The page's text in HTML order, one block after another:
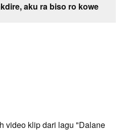
aku ra biso ro kowe
video klip dari lagu "Dalane